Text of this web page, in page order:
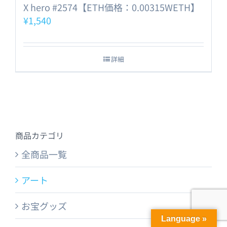
X hero #2574【ETH価格：0.00315WETH】
¥1,540
詳細
商品カテゴリ
全商品一覧
アート
お宝グッズ
Language »